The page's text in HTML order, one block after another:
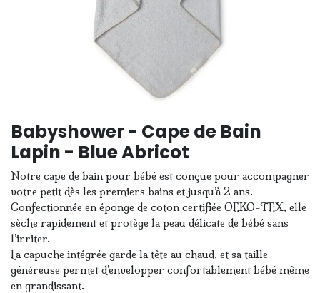
Babyshower - Cape de Bain
Lapin - Blue Abricot
Notre cape de bain pour bébé est conçue pour accompagner
votre petit dès les premiers bains et jusqu’à 2 ans.
Confectionnée en éponge de coton certifiée OEKO-TEX, elle
sèche rapidement et protège la peau délicate de bébé sans
l’irriter.
La capuche intégrée garde la tête au chaud, et sa taille
généreuse permet d’envelopper confortablement bébé même
en grandissant.